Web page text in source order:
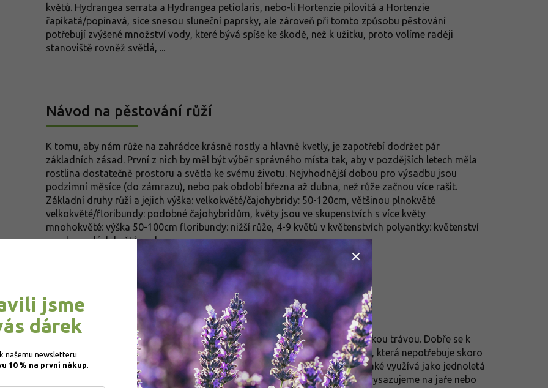
květů. Hydrangea serrata a Hydrangea petiolaris, nebo-li Hortenzie pilovitá a Hortenzie
řapíkatá/popínavá, sice snesou sluneční paprsky, ale zároveň při tomto způsobu pěstování
potřebují zvýšené množství vody, které bývá spíše ke škodě, než k užitku, proto volíme raději
stanoviště rovněž světlá, ...
Návod na pěstování růží
K tomu, aby nám růže na zahrádce krásně rostly a hlavně kvetly, je zapotřebí dodržet pár
základních zásad. První z nich by měl být výběr správného místa tak, aby v pozdějších letech měla
rostlina dostatečně prostoru a světla ke svému životu. Nejvhodnější dobou pro výsadbu jsou
podzimní měsíce (do zámrazu), nebo pak období března až dubna, než růže začnou více rašit.
Základní druhy růží a jejich výška: velkokvěté/čajohybridy: 50-120cm, většinou plnokvěté
velkokvěté/floribundy: podobné čajohybridům, květy jsou ve skupenstvích s více květy
mnohokvěté: výška 50-100cm floribundy: nižší růže, 4-9 květů v květenstvích polyantky: květenství
mnoha malých květů sad...
Návod na pěstování vřesu
Vřes se výborně doplňuje s rododendrony, azalkami, jehličnany, ale i vysokou trávou. Dobře se k
němu hodí i břečťan nebo barvínek. Jedná se o vcelku nenáročnou rostlinu, která nepotřebuje skoro
žádnou péči. Vřes Vám vydrží na zahrádce až 15 let. Velmi často se však také využívá jako jednoletá
rostlina, pro výsadbu do podzimních truhlíků. Výsadba a substrát: Vřes vysazujeme na jaře nebo
jsme
dárek
našemu newsletteru
10 % na první nákup